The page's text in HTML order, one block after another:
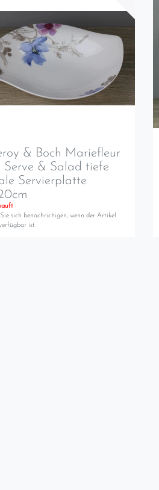
& Boch Mariefleur
Serve & Salad tiefe
Servierplatte
Sie sich benachrichigen, wenn der Artikel
ist.